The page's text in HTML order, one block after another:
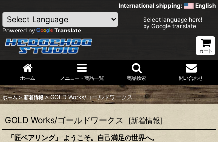
International shipping: English
Powered by Translate
Select language here!
by Google translate
カート
ホーム メニュー・商品一覧 商品検索 問い合わせ
ホーム > 新着情報 > GOLD Works/ゴールドワークス
GOLD Works/ゴールドワークス [新着情報]
「匠ベアリング」 ようこそ。自己満足の世界へ。